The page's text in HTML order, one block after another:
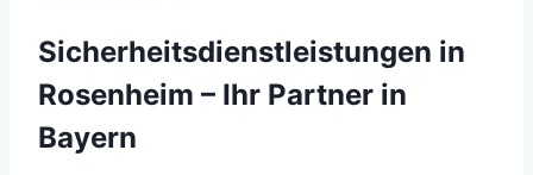
Sicherheitsdienstleistungen in
Rosenheim – Ihr Partner in
Bayern